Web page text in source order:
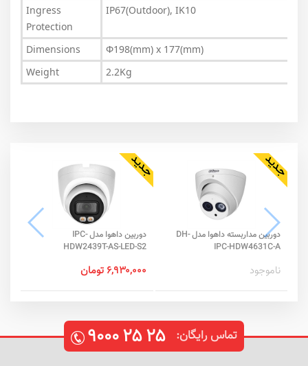
Ingress
Protection
IP67(Outdoor), IK10
Dimensions
Φ198(mm) x 177(mm)
Weight
2.2Kg
دوربین مداربسته داهوا مدل DH-
IPC-HDW4631C-A
ناموجود
دوربین داهوا مدل IPC-
HDW2439T-AS-LED-S2
۶,۹۳۰,۰۰۰ تومان
تماس رایگان: ۹۰۰۰۲۵۲۵